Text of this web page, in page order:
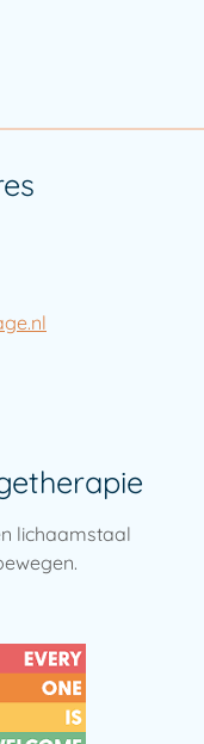
lichaamstaal